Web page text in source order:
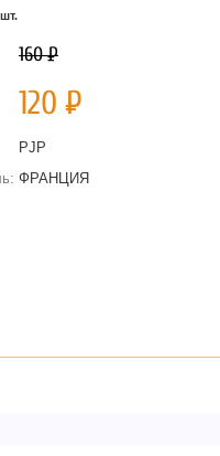
160Р
120 Р
PJP
ФРАНЦИЯ